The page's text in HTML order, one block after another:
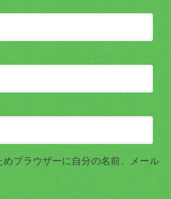
ブラウザーに自分の名前、メール